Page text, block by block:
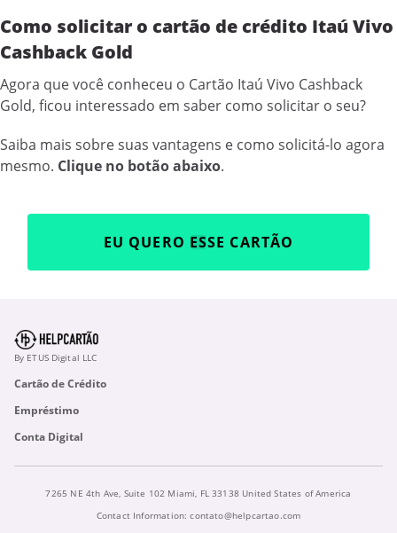
Como solicitar o cartão de crédito Itaú Vivo
Cashback Gold
Agora que você conheceu o Cartão Itaú Vivo Cashback
Gold, ficou interessado em saber como solicitar o seu?
Saiba mais sobre suas vantagens e como solicitá-lo agora
mesmo. Clique no botão abaixo.
EU QUERO ESSE CARTÃO
By ETUS Digital LLC
Cartão de Crédito
Empréstimo
Conta Digital
7265 NE 4th Ave, Suite 102 Miami, FL 33138 United States of America
Contact Information:contato@helpcartao.com